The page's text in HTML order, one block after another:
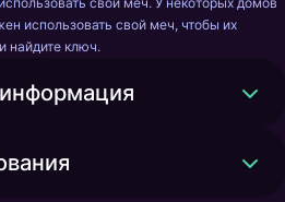
использовать свой меч, чтобы их
найдите ключ.